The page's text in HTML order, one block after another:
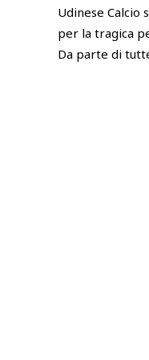
Udinese
per la tragica
Da parte di